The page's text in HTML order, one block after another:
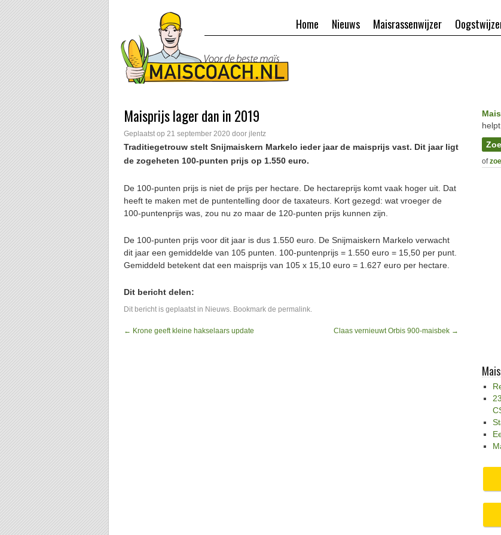
Maisrassenwijzer
Nieuws
Home
Maisprijs lager dan in 2019
Geplaatst op 21 september 2020 door jlentz
Traditiegetrouw stelt Snijmaiskern Markelo ieder jaar de maisprijs vast. Dit jaar ligt
de zogeheten 100-punten prijs op 1.550 euro.
De 100-punten prijs is niet de prijs per hectare. De hectareprijs komt vaak hoger uit. Dat
heeft te maken met de puntentelling door de taxateurs. Kort gezegd: wat vroeger de
100-puntenprijs was, zou nu zo maar de 120-punten prijs kunnen zijn.
De 100-punten prijs voor dit jaar is dus 1.550 euro. De Snijmaiskern Markelo verwacht
dit jaar een gemiddelde van 105 punten. 100-puntenprijs = 1.550 euro = 15,50 per punt.
Gemiddeld betekent dat een maisprijs van 105 x 15,10 euro = 1.627 euro per hectare.
Dit bericht delen:
Dit bericht is geplaatst in Nieuws. Bookmark de permalink.
← Krone geeft kleine hakselaars update Claas vernieuwt Orbis 900-maisbek →
of